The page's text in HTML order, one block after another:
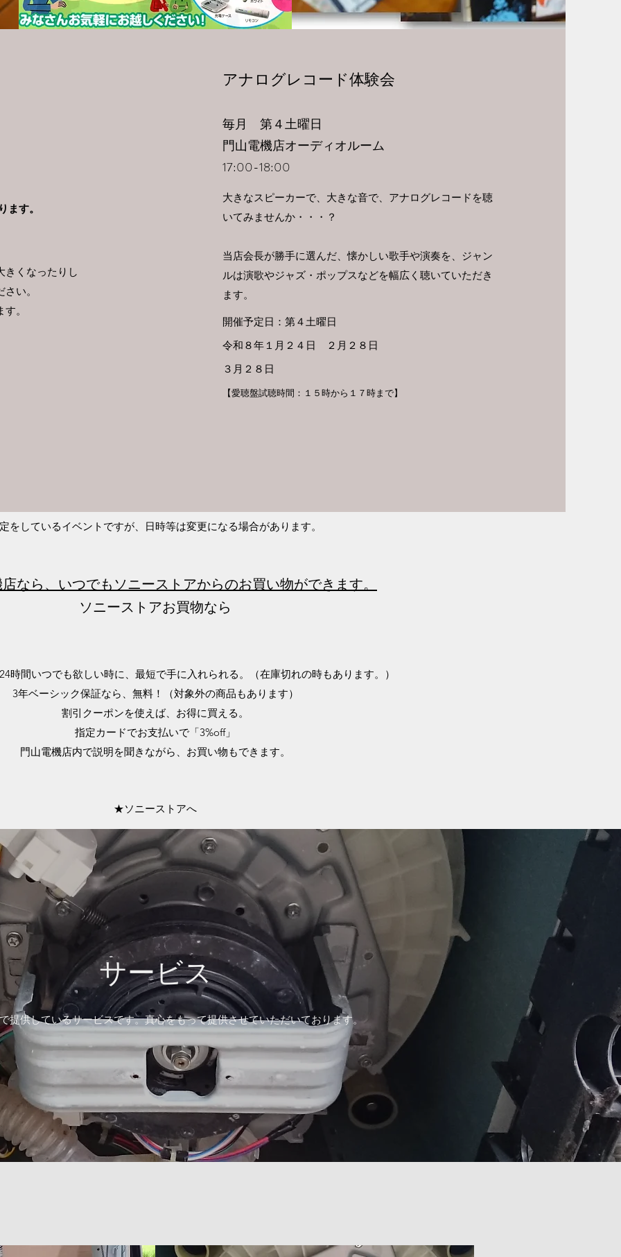
す。
きくなったりし
い。
。
​アナログレコード体験会
毎月 第４土曜日
門山電機店オーディオルーム
17:00-18:00
大きなスピーカーで、大きな音で、アナログレコードを聴
いてみませんか・・・？
当店会長が勝手に選んだ、懐かしい歌手や演奏を、ジャン
ルは演歌やジャズ・ポップスなどを幅広く聴いていただき
ます。
開催予定日：第４土曜日
令和８年１月２４日 ２月２８日
３月２８日
【愛聴盤試聴時間：１５時から１７時まで】
をしているイベントですが、日時等は変更になる場合があります。
なら、いつでもソニーストアからのお買い物ができます。
ソニーストアお買物なら
時間いつでも欲しい時に、最短で手に入れられる。（在庫切れの時もあります。）
3年ベーシック保証なら、無料！（対象外の商品もあります）
​割引クーポンを使えば、お得に買える。
​指定カードでお支払いで「3%off」
門山電機店内で説明を聞きながら、お買い物もできます。
★ソニーストアへ
サービス
提供しているサービスです。真心をもって提供させていただいております。